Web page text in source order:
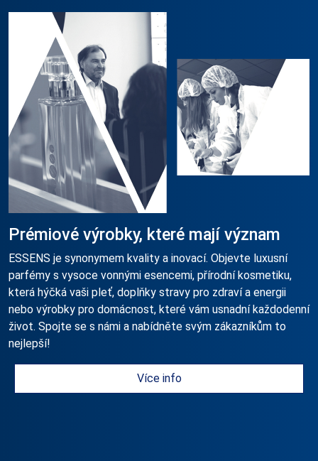
Prémiové výrobky, které mají význam
ESSENS je synonymem kvality a inovací. Objevte luxusní
parfémy s vysoce vonnými esencemi, přírodní kosmetiku,
která hýčká vaši pleť, doplňky stravy pro zdraví a energii
nebo výrobky pro domácnost, které vám usnadní každodenní
život. Spojte se s námi a nabídněte svým zákazníkům to
nejlepší!
Více info